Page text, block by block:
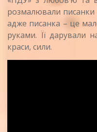
розмалювали писанки
адже писанка – це
руками. Її дарували
краси, сили.